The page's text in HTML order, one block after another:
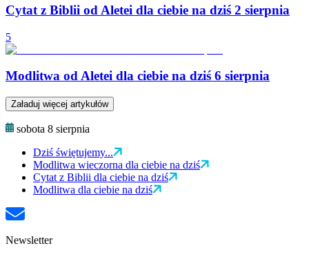
Cytat z Biblii od Aletei dla ciebie na dziś 2 sierpnia
5
Modlitwa od Aletei dla ciebie na dziś 6 sierpnia
Załaduj więcej artykułów
sobota 8 sierpnia
Dziś świętujemy...
Modlitwa wieczorna dla ciebie na dziś
Cytat z Biblii dla ciebie na dziś
Modlitwa dla ciebie na dziś
Newsletter